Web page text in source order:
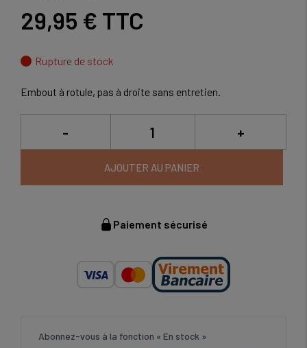
29,95 € TTC
Rupture de stock
Embout à rotule, pas à droite sans entretien.
- +
AJOUTER AU PANIER
Paiement sécurisé
Abonnez-vous à la fonction « En stock »